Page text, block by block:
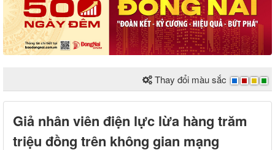
Thay đổi màu sắc
Giả nhân viên điện lực lừa hàng trăm
triệu đồng trên không gian mạng